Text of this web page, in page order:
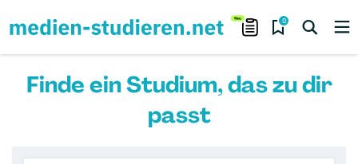
0
Finde ein Studium, das zu dir
passt